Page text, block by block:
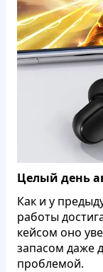
Целый день
Как и у
работы
кейсом оно
запасом даже
проблемой.